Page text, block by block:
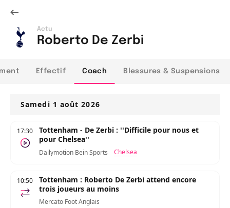
Actu
Roberto De Zerbi
Effectif Coach Blessures & Suspensions
Samedi 1 août 2026
17:30
Tottenham - De Zerbi : ''Difficile pour nous et
pour Chelsea''
Dailymotion Bein Sports Chelsea
10:50
Tottenham : Roberto De Zerbi attend encore
trois joueurs au moins
Mercato Foot Anglais